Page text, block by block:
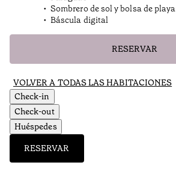
Sombrero de sol y bolsa de playa
Báscula digital
RESERVAR
VOLVER A TODAS LAS HABITACIONES
Check-in
Check-out
Huéspedes
RESERVAR